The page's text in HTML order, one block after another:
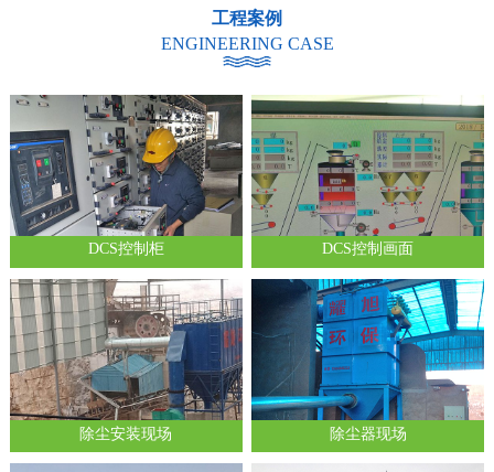
工程案例
ENGINEERING CASE
DCS控制柜 DCS控制画面
除尘安装现场 除尘器现场